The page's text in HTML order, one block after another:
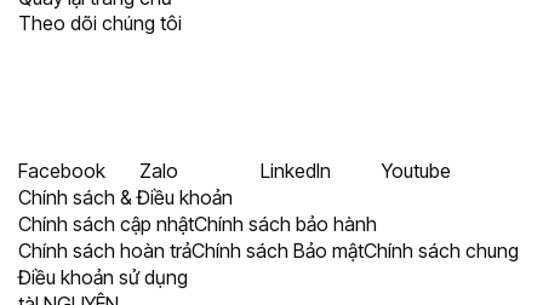
Theo dõi chúng tôi
Facebook Zalo LinkedIn
Youtube
Chính sách & Điều khoản
Chính sách cập nhậtChính sách bảo hành
Chính sách hoàn trảChính sách Bảo mậtChính sách chung
Điều khoản sử dụng